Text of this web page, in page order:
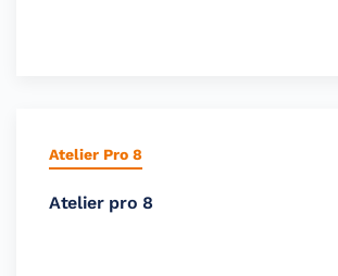
Atelier Pro 8
Atelier pro 8